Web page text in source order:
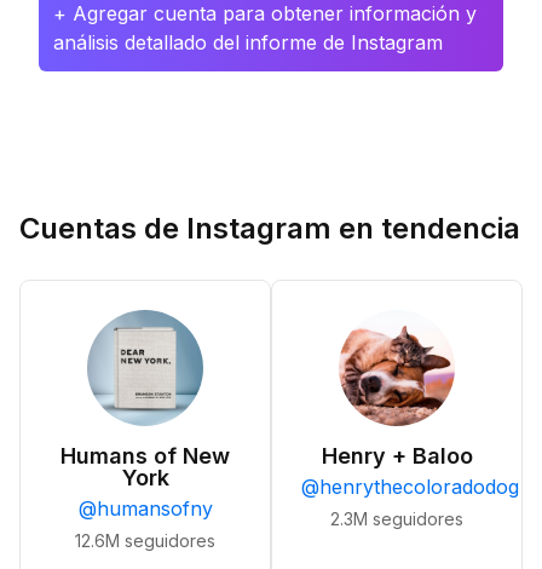
+ Agregar cuenta para obtener información y
análisis detallado del informe de Instagram
Cuentas de Instagram en tendencia
Humans of New
York
@humansofny
12.6M seguidores
Henry + Baloo
@henrythecoloradodog
2.3M seguidores